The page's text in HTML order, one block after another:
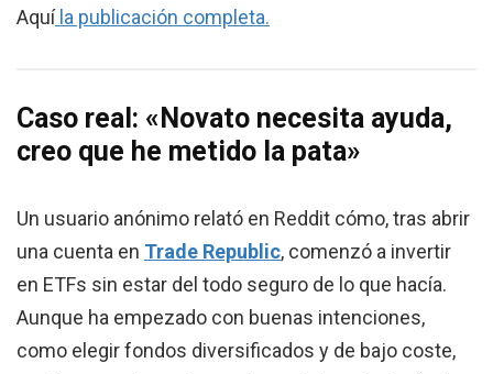
Aquíla publicación completa.
Caso real: «Novato necesita ayuda,
creo que he metido la pata»
Un usuario anónimo relató en Reddit cómo, tras abrir
una cuenta en Trade Republic, comenzó a invertir
en ETFs sin estar del todo seguro de lo que hacía.
Aunque ha empezado con buenas intenciones,
como elegir fondos diversificados y de bajo coste,